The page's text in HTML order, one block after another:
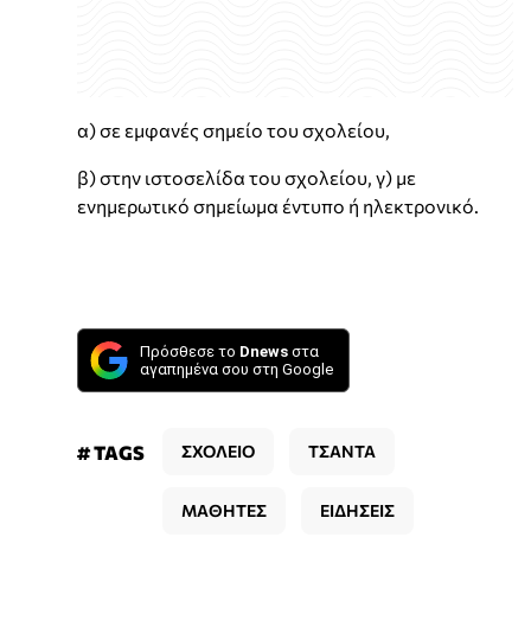
α) σε εμφανές σημείο του σχολείου,
β) στην ιστοσελίδα του σχολείου, γ) με
ενημερωτικό σημείωμα έντυπο ή ηλεκτρονικό.
Πρόσθεσε το Dnews στα
αγαπημένα σου στη Google
# TAGS ΣΧΟΛΕΙΟ ΤΣΑΝΤΑ
ΜΑΘΗΤΕΣ ΕΙΔΗΣΕΙΣ